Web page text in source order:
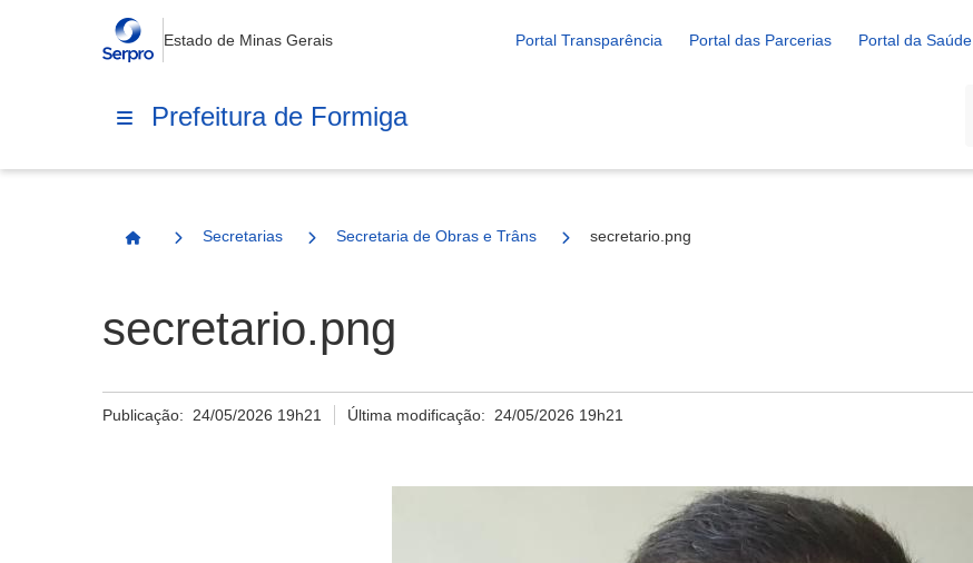
Estado de Minas Gerais Portal Transparência Portal das Parcerias Portal da Saúde
Prefeitura de Formiga
Página Inicial
Secretarias Secretaria de Obras e Trânsito secretario.png
secretario.png
Publicação: 24/05/2026 19h21 Última modificação: 24/05/2026 19h21